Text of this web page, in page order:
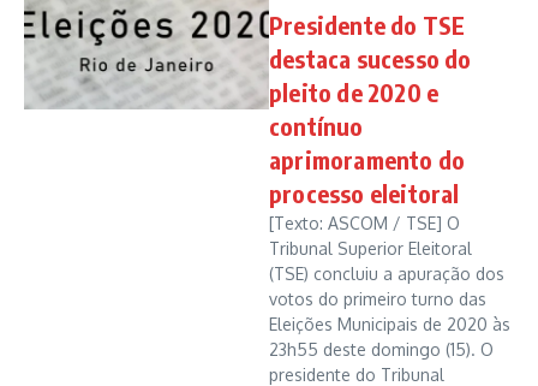
Presidente do TSE
destaca sucesso do
pleito de 2020 e
contínuo
aprimoramento do
processo eleitoral
[Texto: ASCOM / TSE] O
Tribunal Superior Eleitoral
(TSE) concluiu a apuração dos
votos do primeiro turno das
Eleições Municipais de 2020 às
23h55 deste domingo (15). O
presidente do Tribunal